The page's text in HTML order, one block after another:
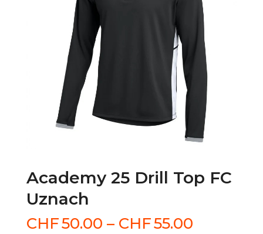
Academy 25 Drill Top FC
Uznach
CHF50.00 – CHF55.00